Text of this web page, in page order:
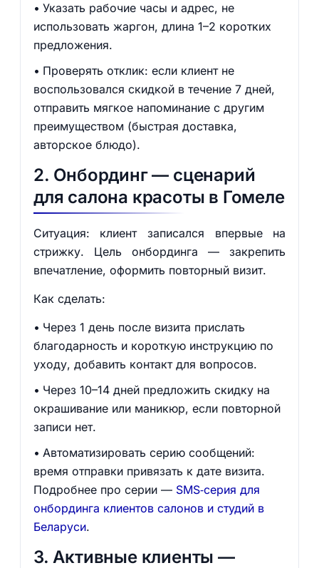
Указать рабочие часы и адрес, не
использовать жаргон, длина 1–2 коротких
предложения.
Проверять отклик: если клиент не
воспользовался скидкой в течение 7 дней,
отправить мягкое напоминание с другим
преимуществом (быстрая доставка,
авторское блюдо).
2. Онбординг — сценарий
для салона красоты в Гомеле
Ситуация: клиент записался впервые на
стрижку. Цель онбординга — закрепить
впечатление, оформить повторный визит.
Как сделать:
Через 1 день после визита прислать
благодарность и короткую инструкцию по
уходу, добавить контакт для вопросов.
Через 10–14 дней предложить скидку на
окрашивание или маникюр, если повторной
записи нет.
Автоматизировать серию сообщений:
время отправки привязать к дате визита.
Подробнее про серии — SMS‑серия для
онбординга клиентов салонов и студий в
Беларуси.
3. Активные клиенты —